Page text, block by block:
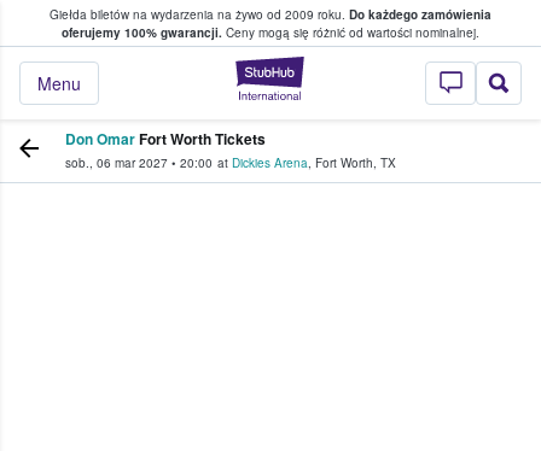
Giełda biletów na wydarzenia na żywo od 2009 roku. Do każdego zamówienia
oferujemy 100% gwarancji. Ceny mogą się różnić od wartości nominalnej.
StubHub —
Menu
w którym fani i kibice kupują i
Don OmarFort Worth Tickets
sob., 06 mar 2027 • 20:00 at Dickies Arena, Fort Worth, TX